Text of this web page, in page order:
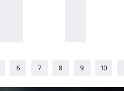
6 7 8 9 10